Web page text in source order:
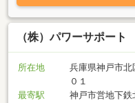
（株）パワーサポート
所在地
兵庫県神戸市北
０１
最寄駅
神戸市営地下鉄